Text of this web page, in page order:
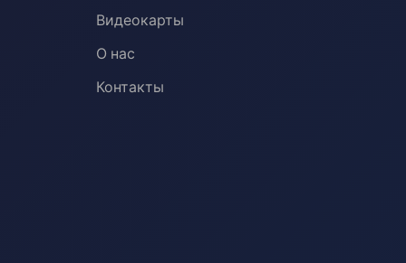
Видеокарты
О нас
Контакты